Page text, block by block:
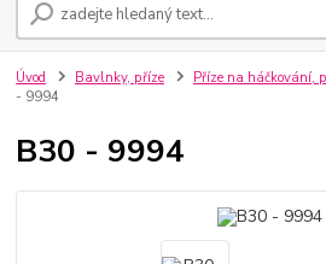
Úvod Bavlnky, příze Příze na háčkování,
- 9994
B30 - 9994